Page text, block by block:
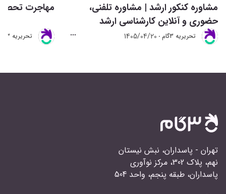
مشاوره کنکور ارشد | مشاوره تلفنی،
حضوری و آنلاین کارشناسی ارشد
تحريريه 3گام 1405/04/20
مهاجرت
تحريريه 3گام
تهران - پاسداران، نبش نیستان
نهم، پلاک 302، مرکز نوآوری
پاسداران، طبقه پنجم، واحد 504